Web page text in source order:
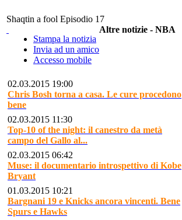
Shaqtin a fool Episodio 17
Stampa la notizia
Invia ad un amico
Accesso mobile
Altre notizie - NBA
02.03.2015 19:00
Chris Bosh torna a casa. Le cure procedono
bene
02.03.2015 11:30
Top-10 of the night: il canestro da metà
campo del Gallo al...
02.03.2015 06:42
Muse: il documentario introspettivo di Kobe
Bryant
01.03.2015 10:21
Bargnani 19 e Knicks ancora vincenti. Bene
Spurs e Hawks